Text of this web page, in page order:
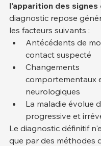
l'apparition des signes
diagnostic repose
les facteurs suivants :
Antécédents de
contact suspecté
Changements
comportementaux
neurologiques
La maladie évolue
progressive et
Le diagnostic définitif
que par des méthodes